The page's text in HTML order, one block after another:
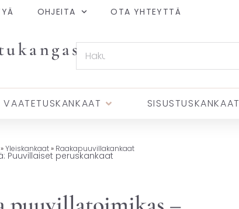
OHJEITA OTA YHTEYTTÄ
VAATETUSKANKAAT SISUSTUSKANKAAT
Yleiskankaat» Raakapuuvillakankaat
Puuvillaiset peruskankaat